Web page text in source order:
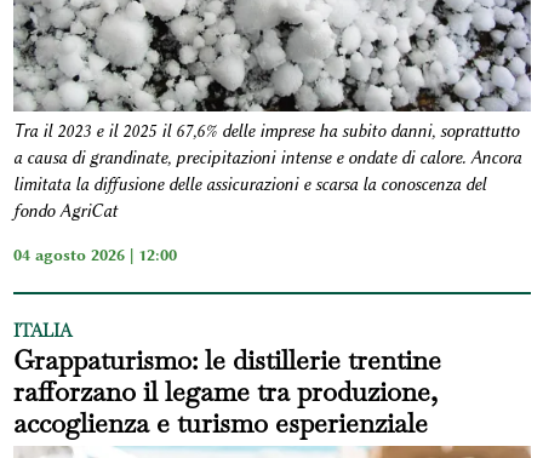
Tra il 2023 e il 2025 il 67,6% delle imprese ha subito danni, soprattutto
a causa di grandinate, precipitazioni intense e ondate di calore. Ancora
limitata la diffusione delle assicurazioni e scarsa la conoscenza del
fondo AgriCat
04 agosto 2026 | 12:00
ITALIA
Grappaturismo: le distillerie trentine
rafforzano il legame tra produzione,
accoglienza e turismo esperienziale